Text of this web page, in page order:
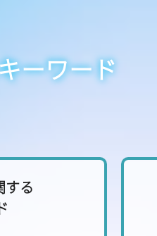
ーワード
する